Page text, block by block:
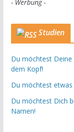
- Werbung -
Studien
Du möchtest
dem Kopf!
Du möchtest etwas
Du möchtest Dich
Namen!